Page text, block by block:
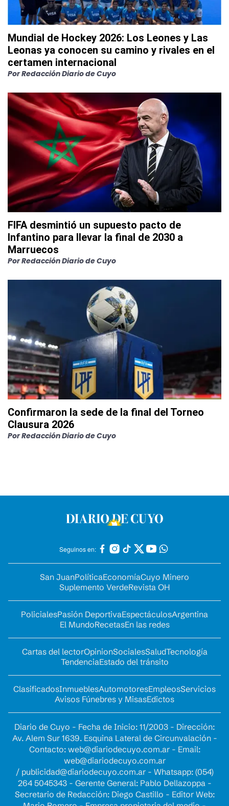
Mundial de Hockey 2026: Los Leones y Las
Leonas ya conocen su camino y rivales en el
certamen internacional
PorRedacción Diario de Cuyo
FIFA desmintió un supuesto pacto de
Infantino para llevar la final de 2030 a
Marruecos
PorRedacción Diario de Cuyo
Confirmaron la sede de la final del Torneo
Clausura 2026
PorRedacción Diario de Cuyo
Seguinos en:
San JuanPolíticaEconomíaCuyo Minero
Suplemento VerdeRevista OH
PolicialesPasión DeportivaEspectáculosArgentina
El MundoRecetasEn las redes
Cartas del lectorOpinionSocialesSaludTecnología
TendenciaEstado del tránsito
ClasificadosInmueblesAutomotoresEmpleosServicios
Avisos Fúnebres y MisasEdictos
Diario de Cuyo - Fecha de Inicio: 11/2003 - Dirección:
Av. Alem Sur 1639. Esquina Lateral de Circunvalación -
Contacto: web@diariodecuyo.com.ar- Email:
web@diariodecuyo.com.ar
/ publicidad@diariodecuyo.com.ar- Whatsapp: (054)
264 5045343 - Gerente General: Pablo Dellazoppa -
Secretario de Redacción: Diego Castillo - Editor Web: